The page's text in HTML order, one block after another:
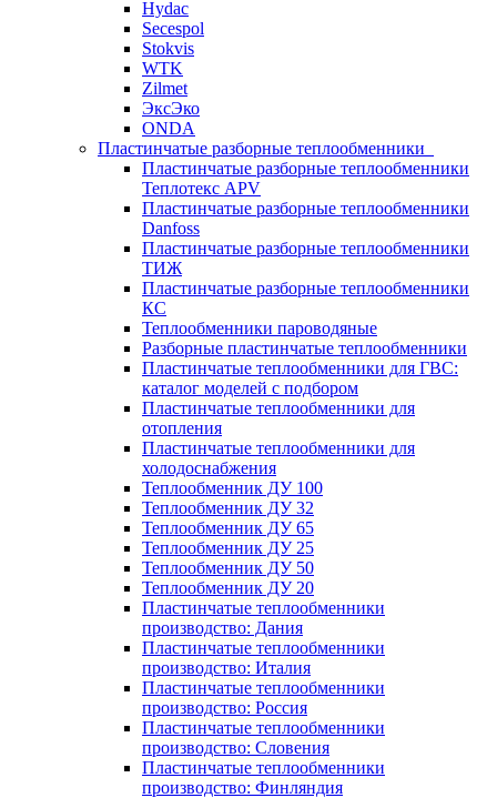
Hydac
Secespol
Stokvis
WTK
Zilmet
ЭксЭко
ONDA
Пластинчатые разборные теплообменники
Пластинчатые разборные теплообменники
Теплотекс APV
Пластинчатые разборные теплообменники
Danfoss
Пластинчатые разборные теплообменники
ТИЖ
Пластинчатые разборные теплообменники
КC
Теплообменники пароводяные
Разборные пластинчатые теплообменники
Пластинчатые теплообменники для ГВС:
каталог моделей с подбором
Пластинчатые теплообменники для
отопления
Пластинчатые теплообменники для
холодоснабжения
Теплообменник ДУ 100
Теплообменник ДУ 32
Теплообменник ДУ 65
Теплообменник ДУ 25
Теплообменник ДУ 50
Теплообменник ДУ 20
Пластинчатые теплообменники
производство: Дания
Пластинчатые теплообменники
производство: Италия
Пластинчатые теплообменники
производство: Россия
Пластинчатые теплообменники
производство: Словения
Пластинчатые теплообменники
производство: Финляндия